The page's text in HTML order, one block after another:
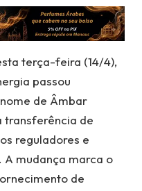
terça-feira (14/4),
passou
de Âmbar
transferência de
reguladores e
A mudança marca o
de